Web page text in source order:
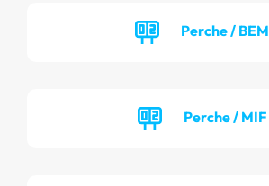
Perche / BEM
Perche / MIF